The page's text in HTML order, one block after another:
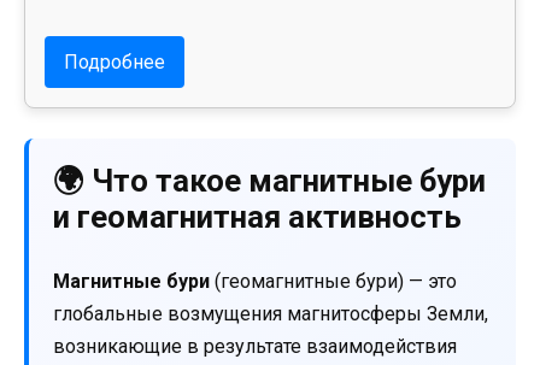
Подробнее
🌍 Что такое магнитные бури
и геомагнитная активность
Магнитные бури (геомагнитные бури) — это
глобальные возмущения магнитосферы Земли,
возникающие в результате взаимодействия